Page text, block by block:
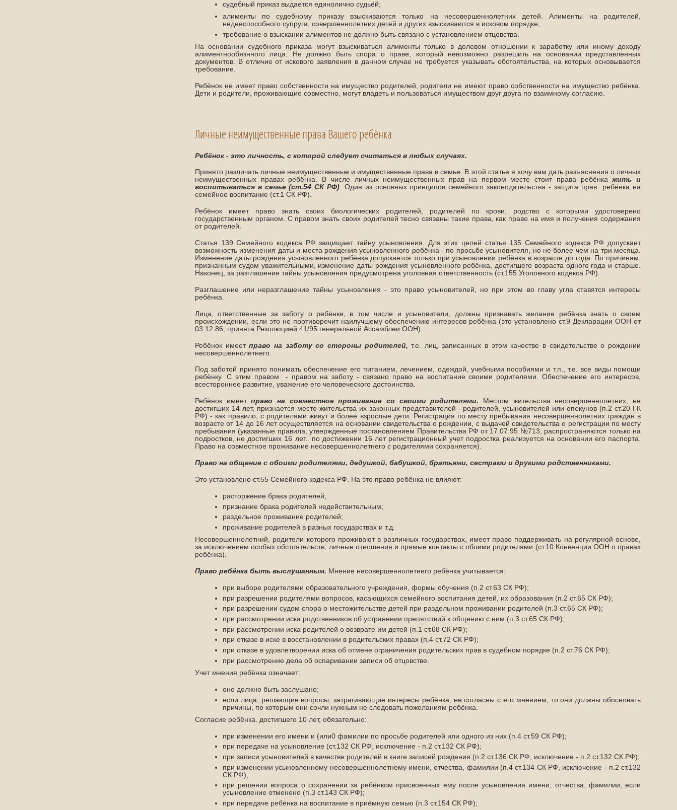
судебный приказ выдается единолично судьёй;
алименты по судебному приказу взыскиваются только на несовершеннолетних детей. Алименты на родителей,
недееспособного супруга, совершеннолетних детей и других взыскиваются в исковом порядке;
требование о взыскании алиментов не должно быть связано с установлением отцовства.
На основании судебного приказа могут взыскиваться алименты только в долевом отношении к заработку или иному доходу
алиментнообязнного лица. Не должно быть спора о праве, который невозможно разрешить на основании представленных
документов. В отличие от искового заявления в данном случае не требуется указывать обстоятельства, на которых основывается
требование.
Ребёнок не имеет право собственности на имущество родителей, родители не имеют право собственности на имущество ребёнка.
Дети и родители, проживающие совместно, могут владеть и пользоваться имуществом друг друга по взаимному согласию.
Личные неимущественные права Вашего ребёнка
Ребёнок - это личность, с которой следует считаться в любых случаях.
Принято различать личные неимущественные и имущественные права в семье. В этой статье я хочу вам дать разъяснения о личных
неимущественных правах ребёнка. В числе личных неимущественных прав на первом месте стоит права ребёнкажить и
воспитываться в семье (ст.54 СК РФ). Один из основных принципов семейного законодательства - защита прав ребёнка на
семейное воспитание (ст.1 СК РФ).
Ребёнок имеет право знать своих биологических родителей, родителей по крови, родство с которыми удостоверено
государственным органом. С правом знать своих родителей тесно связаны такие права, как право на имя и получения содержания
от родителей.
Статья 139 Семейного кодекса РФ защищает тайну усыновления. Для этих целей статья 135 Семейного кодекса РФ допускает
возможность изменения даты и места рождения усыновленного ребёнка - по просьбе усыновителя, но не более чем на три месяца.
Изменение даты рождения усыновленного ребёнка допускается только при усыновлении ребёнка в возрасте до года. По причинам,
признанным судом уважительными, изменение даты рождения усыновленного ребёнка, достигшего возраста одного года и старше.
Наконец, за разглашение тайны усыновления предусмотрена уголовная ответственность (ст.155 Уголовного кодекса РФ).
Разглашение или неразглашение тайны усыновления - это право усыновителей, но при этом во главу угла ставятся интересы
ребёнка.
Лица, ответственные за заботу о ребёнке, в том числе и усыновители, должны признавать желание ребёнка знать о своем
происхождении, если это не противоречит наилучшему обеспечению интересов ребёнка (это установлено ст.9 Декларации ООН от
03.12.86, принята Резолюцией 41/95 генеральной Ассамблеи ООН).
Ребёнок имеетправо на заботу со стороны родителей, т.е. лиц, записанных в этом качестве в свидетельстве о рождении
несовершеннолетнего.
Под заботой принято понимать обеспечение его питанием, лечением, одеждой, учебными пособиями и т.п., т.е. все виды помощи
ребёнку. С этим правом - правом на заботу - связано право на воспитание своими родителями. Обеспечение его интересов,
всестороннее развитие, уважение его человеческого достоинства.
Ребёнок имеетправо на совместное проживание со своими родителями.
Местом жительства несовершеннолетних, не
достигших 14 лет, признается место жительства их законных представителей - родителей, усыновителей или опекунов (п.2 ст.20 ГК
РФ) - как правило, с родителями живут и более взрослые дети. Регистрация по месту пребывания несовершеннолетних граждан в
возрасте от 14 до 16 лет осуществляется на основании свидетельства о рождении, с выдачей свидетельства о регистрации по месту
пребывания (указанные правила, утвержденные постановлением Правительства РФ от 17.07.95 №713, распространяются только на
подростков, не достигших 16 лет.. по достижении 16 лет регистрационный учет подростка реализуется на основании его паспорта.
Право на совместное проживание несовершеннолетнего с родителями сохраняется).
Право на общение с обоими родителями, дедушкой, бабушкой, братьями, сестрами и другими родственниками.
Это установлено ст.55 Семейного кодекса РФ. На это право ребёнка не влияют:
расторжение брака родителей;
признание брака родителей недействительным;
раздельное проживание родителей;
проживание родителей в разных государствах и т.д.
Несовершеннолетний, родители которого проживают в различных государствах, имеет право поддерживать на регулярной основе,
за исключением особых обстоятельств, личные отношения и прямые контакты с обоими родителями (ст.10 Конвенции ООН о правах
ребёнка).
Право ребёнка быть выслушанным. Мнение несовершеннолетнего ребёнка учитывается:
при выборе родителями образовательного учреждения, формы обучения (п.2 ст.63 СК РФ);
при разрешении родителями вопросов, касающихся семейного воспитания детей, их образования (п.2 ст.65 СК РФ);
при разрешении судом спора о местожительстве детей при раздельном проживании родителей (п.3 ст.65 СК РФ);
при рассмотрении иска родственников об устранении препятствий к общению с ним (п.3 ст.65 СК РФ);
при рассмотрении иска родителей о возврате им детей (п.1 ст.68 СК РФ);
при отказе в иске в восстановлении в родительских правах (п.4 ст.72 СК РФ);
при отказе в удовлетворении иска об отмене ограничения родительских прав в судебном порядке (п.2 ст.76 СК РФ);
при рассмотрение дела об оспаривании записи об отцовстве.
Учет мнения ребёнка означает:
оно должно быть заслушано;
если лица, решающие вопросы, затрагивающие интересы ребёнка, не согласны с его мнением, то они должны обосновать
причины, по которым они сочли нужным не следовать пожеланиям ребёнка.
Согласие ребёнка. достигшего 10 лет, обязательно:
при изменении его имени и (или0 фамилии по просьбе родителей или одного из них (п.4 ст.59 СК РФ);
при передаче на усыновление (ст.132 СК РФ, исключение - п.2 ст.132 СК РФ);
при записи усыновителей в качестве родителей в книге записей рождения (п.2 ст.136 СК РФ, исключение - п.2 ст.132 СК РФ);
при изменении усыновленному несовершеннолетнему имени, отчества, фамилии (п.4 ст.134 СК РФ, исключение - п.2 ст.132
СК РФ);
при решении вопроса о сохранении за ребёнком присвоенных ему после усыновления имени, отчества, фамилии, если
усыновление отменено (п.3 ст.143 СК РФ);
при передаче ребёнка на воспитание в приёмную семью (п.3 ст.154 СК РФ);